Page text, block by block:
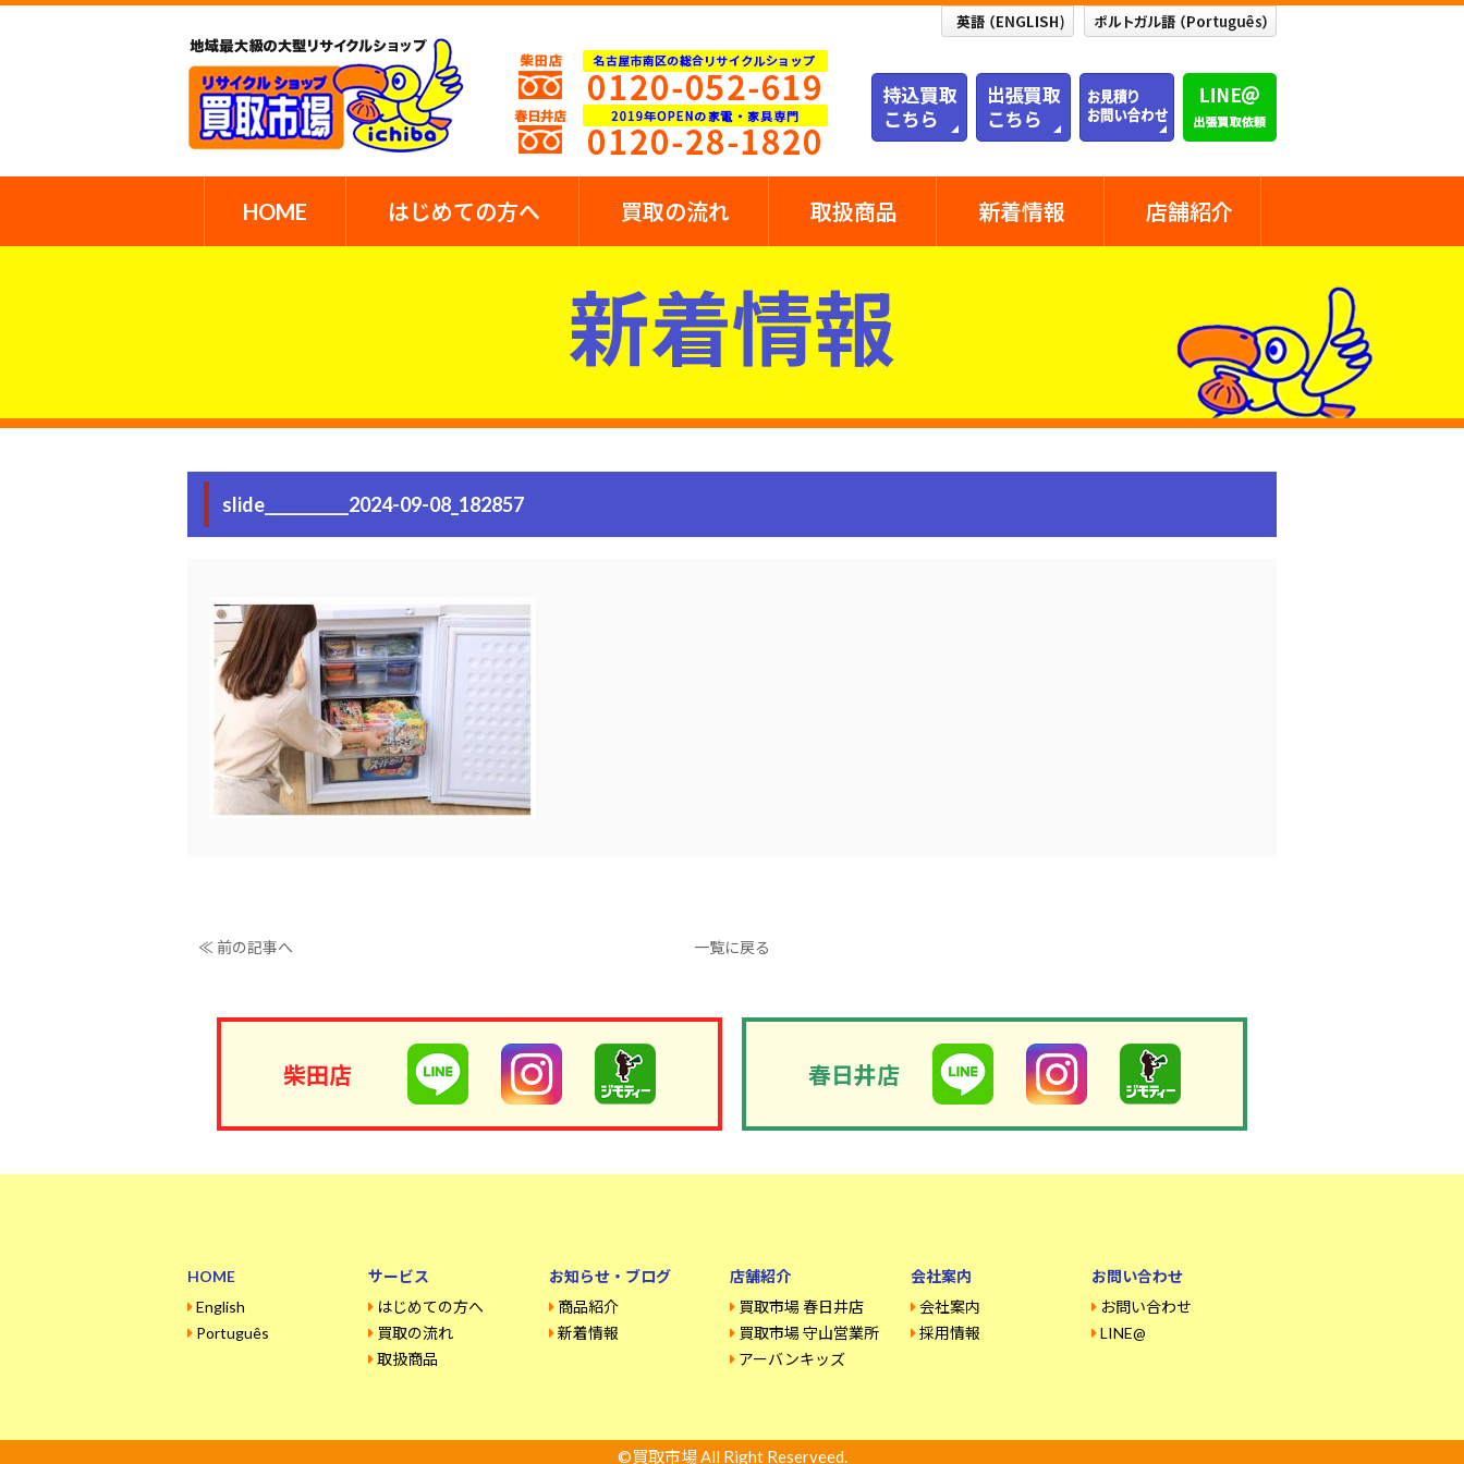
HOME はじめての方へ 買取の流れ 取扱商品 新着情報 店舗紹介
新着情報
slide___________2024-09-08_182857
≪ 前の記事へ 一覧に戻る
柴田店 春日井店
HOME
English
Português
サービス
はじめての方へ
買取の流れ
取扱商品
お知らせ・ブログ
商品紹介
新着情報
店舗紹介
買取市場 春日井店
買取市場 守山営業所
アーバンキッズ
会社案内
会社案内
採用情報
お問い合わせ
お問い合わせ
LINE@
©買取市場 All Right Reserveed.